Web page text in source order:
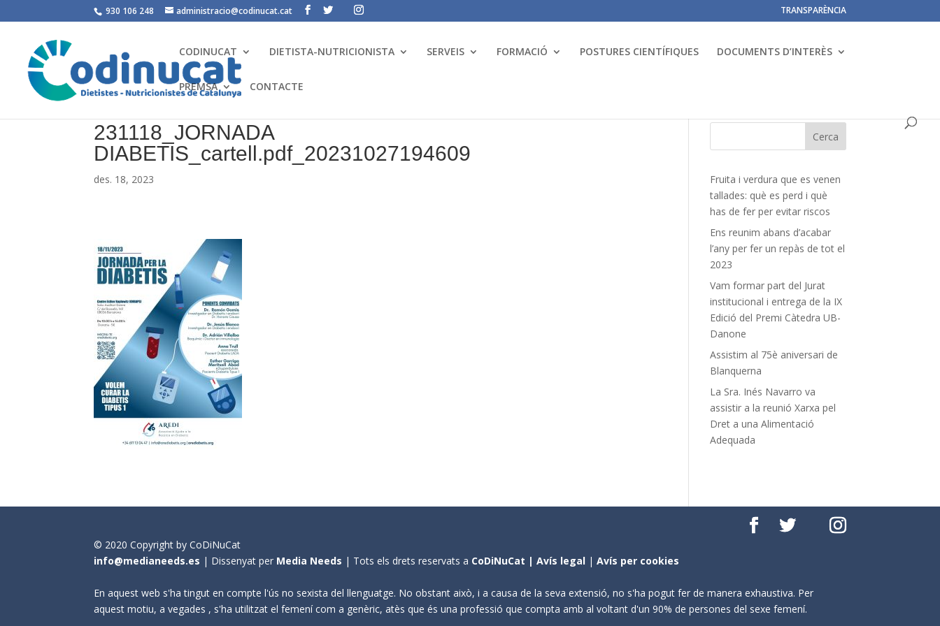
930 106 248 administracio@codinucat.cat TRANSPARÈNCIA
CODINUCAT DIETISTA-NUTRICIONISTA SERVEIS FORMACIÓ POSTURES CIENTÍFIQUES DOCUMENTS D’INTERÈS
PREMSA CONTACTE
231118_JORNADA
DIABETIS_cartell.pdf_20231027194609
des. 18, 2023
Fruita i verdura que es venen
tallades: què es perd i què
has de fer per evitar riscos
Ens reunim abans d’acabar
l’any per fer un repàs de tot el
2023
Vam formar part del Jurat
institucional i entrega de la IX
Edició del Premi Càtedra UB-
Danone
Assistim al 75è aniversari de
Blanquerna
La Sra. Inés Navarro va
assistir a la reunió Xarxa pel
Dret a una Alimentació
Adequada
© 2020 Copyright by CoDiNuCat
info@medianeeds.es | Dissenyat per Media Needs | Tots els drets reservats a CoDiNuCat |Avís legal |Avís per cookies
En aquest web s'ha tingut en compte l'ús no sexista del llenguatge. No obstant això, i a causa de la seva extensió, no s'ha pogut fer de manera exhaustiva. Per
aquest motiu, a vegades , s'ha utilitzat el femení com a genèric, atès que és una professió que compta amb al voltant d'un 90% de persones del sexe femení.